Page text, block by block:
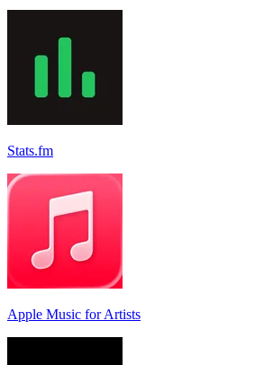
Stats.fm
Apple Music for Artists